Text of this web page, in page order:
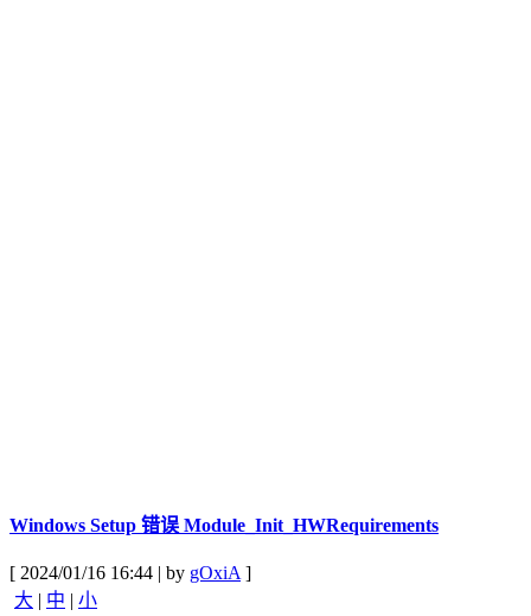
Windows Setup 错误 Module_Init_HWRequirements
[ 2024/01/16 16:44 | by gOxiA]
大 | 中 | 小